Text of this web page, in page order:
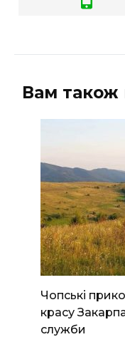
Вам також
Чопські
красу
служби